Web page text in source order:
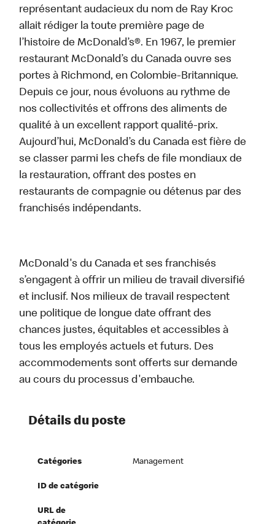
représentant audacieux du nom de Ray Kroc
allait rédiger la toute première page de
l’histoire de McDonald’s®. En 1967, le premier
restaurant McDonald’s du Canada ouvre ses
portes à Richmond, en Colombie-Britannique.
Depuis ce jour, nous évoluons au rythme de
nos collectivités et offrons des aliments de
qualité à un excellent rapport qualité-prix.
Aujourd’hui, McDonald’s du Canada est fière de
se classer parmi les chefs de file mondiaux de
la restauration, offrant des postes en
restaurants de compagnie ou détenus par des
franchisés indépendants.
McDonald's du Canada et ses franchisés
s’engagent à offrir un milieu de travail diversifié
et inclusif. Nos milieux de travail respectent
une politique de longue date offrant des
chances justes, équitables et accessibles à
tous les employés actuels et futurs. Des
accommodements sont offerts sur demande
au cours du processus d'embauche.
Détails du poste
Catégories Management
ID de catégorie
URL de